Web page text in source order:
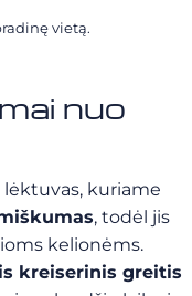
vietą.
nuo
kuriame
, todėl jis
kelionėms.
kreiserinis greitis